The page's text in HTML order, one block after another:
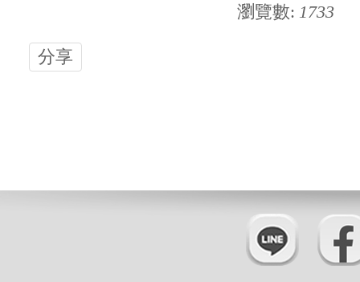
瀏覽數: 1733
分享